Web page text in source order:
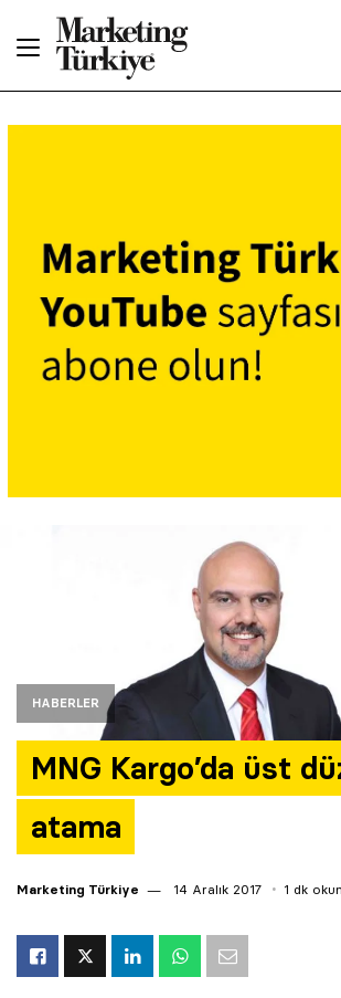
HABERLER
MNG Kargo’da üst
atama
Marketing Türkiye 14 Aralık 2017 1 dk
Dergiler
Etkinlikler